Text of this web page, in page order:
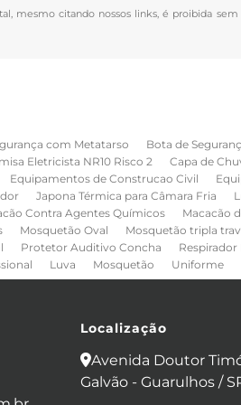
mesmo citando nossos links, é proibida
com Metatarso
Bota de
Eletricista NR10 Risco 2
Capa de
Equipamentos de Construcao Civil
Japona Térmica para Câmara Fria
Contra Agentes Químicos
Macacão
Mosquetão Oval Mosquetão tripla
Protetor Auditivo Concha
Respirador
Luva Mosquetão Uniforme
Localização
Avenida Doutor
Galvão - Guarulhos /